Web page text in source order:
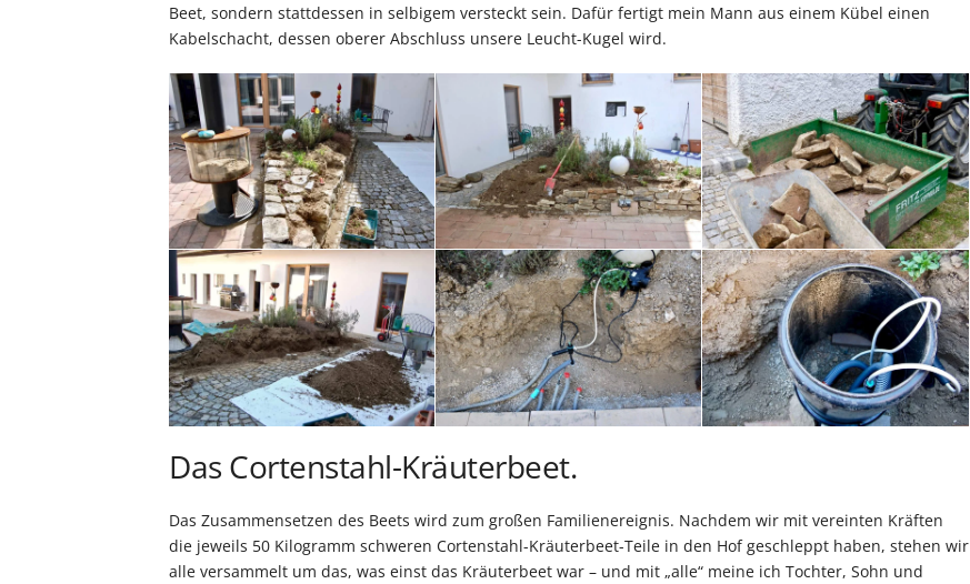
Beet, sondern stattdessen in selbigem versteckt sein. Dafür fertigt mein Mann aus einem Kübel einen
Kabelschacht, dessen oberer Abschluss unsere Leucht-Kugel wird.
Das Cortenstahl-Kräuterbeet.
Das Zusammensetzen des Beets wird zum großen Familienereignis. Nachdem wir mit vereinten Kräften
die jeweils 50 Kilogramm schweren Cortenstahl-Kräuterbeet-Teile in den Hof geschleppt haben, stehen wir
alle versammelt um das, was einst das Kräuterbeet war – und mit „alle“ meine ich Tochter, Sohn und